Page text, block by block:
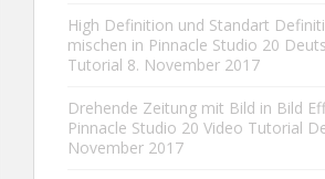
High Definition und Standart
mischen in Pinnacle Studio 20
Tutorial 8. November 2017
Drehende Zeitung mit Bild in Bild
Pinnacle Studio 20 Video Tutorial
November 2017